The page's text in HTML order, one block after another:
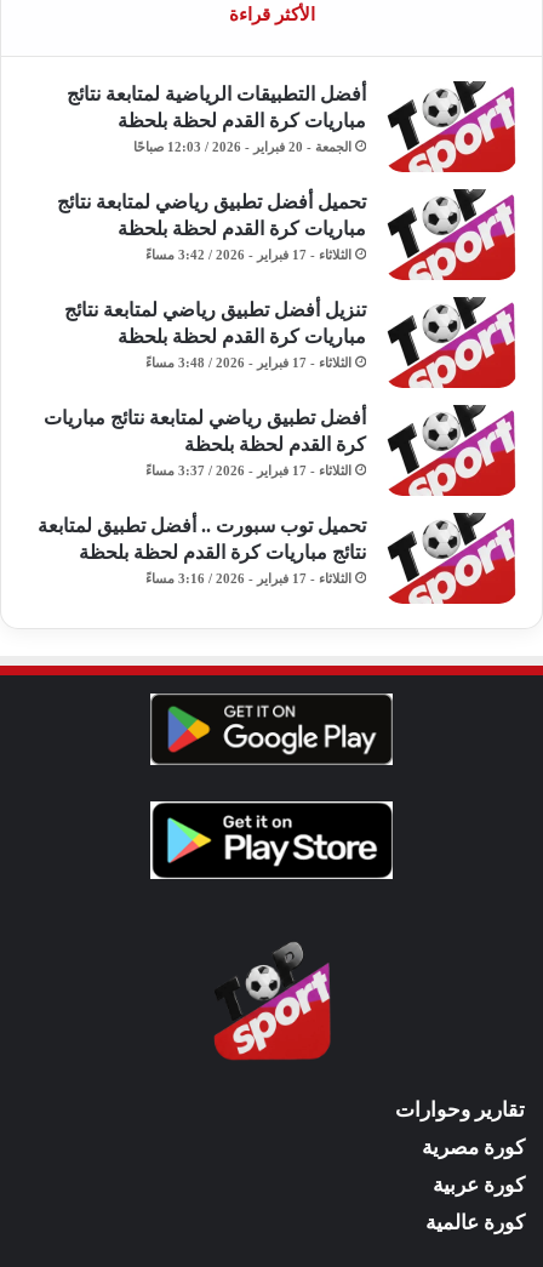
الأكثر قراءة
أفضل التطبيقات الرياضية لمتابعة نتائج
مباريات كرة القدم لحظة بلحظة
الجمعة - 20 فبراير - 2026 / 12:03 صباحًا
تحميل أفضل تطبيق رياضي لمتابعة نتائج
مباريات كرة القدم لحظة بلحظة
الثلاثاء - 17 فبراير - 2026 / 3:42 مساءً
تنزيل أفضل تطبيق رياضي لمتابعة نتائج
مباريات كرة القدم لحظة بلحظة
الثلاثاء - 17 فبراير - 2026 / 3:48 مساءً
أفضل تطبيق رياضي لمتابعة نتائج مباريات
كرة القدم لحظة بلحظة
الثلاثاء - 17 فبراير - 2026 / 3:37 مساءً
تحميل توب سبورت .. أفضل تطبيق لمتابعة
نتائج مباريات كرة القدم لحظة بلحظة
الثلاثاء - 17 فبراير - 2026 / 3:16 مساءً
تقارير وحوارات
كورة مصرية
كورة عربية
كورة عالمية